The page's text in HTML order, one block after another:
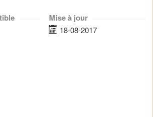
Mise à jour
18-08-2017